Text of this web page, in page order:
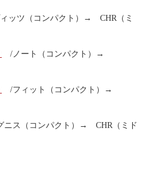
ッツ（コンパクト）→ CHR（ミ
/ノート（コンパクト）→
/フィット（コンパクト）→
ス（コンパクト）→ CHR（ミド